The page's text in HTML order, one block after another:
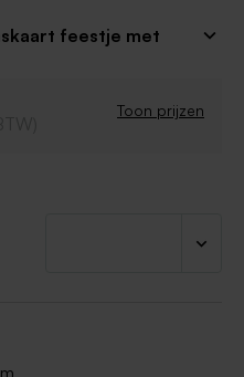
feestje met
een spetterende dag
Toon prijzen